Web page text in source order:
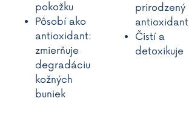
pokožku
Pôsobí ako
antioxidant:
zmierňuje
degradáciu
kožných
buniek
prirodzený
antioxidant
Čistí a
detoxikuje